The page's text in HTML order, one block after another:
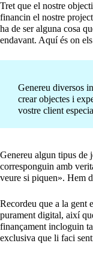
Tret que el nostre
financin el nostre
ha de ser alguna cosa
endavant. Aquí és on
Genereu diversos
crear objectes i
vostre client
Genereu algun tipus de
corresponguin amb
veure si piquen». Hem
Recordeu que a la gent
purament digital, així
finançament incloguin
exclusiva que li faci